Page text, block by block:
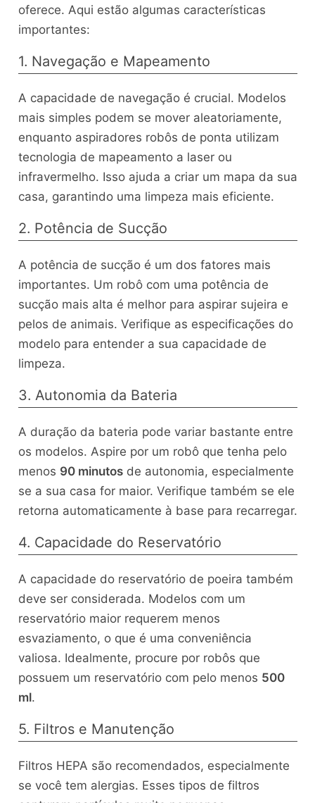
oferece. Aqui estão algumas características
importantes:
1. Navegação e Mapeamento
A capacidade de navegação é crucial. Modelos
mais simples podem se mover aleatoriamente,
enquanto aspiradores robôs de ponta utilizam
tecnologia de mapeamento a laser ou
infravermelho. Isso ajuda a criar um mapa da sua
casa, garantindo uma limpeza mais eficiente.
2. Potência de Sucção
A potência de sucção é um dos fatores mais
importantes. Um robô com uma potência de
sucção mais alta é melhor para aspirar sujeira e
pelos de animais. Verifique as especificações do
modelo para entender a sua capacidade de
limpeza.
3. Autonomia da Bateria
A duração da bateria pode variar bastante entre
os modelos. Aspire por um robô que tenha pelo
menos 90 minutosde autonomia, especialmente
se a sua casa for maior. Verifique também se ele
retorna automaticamente à base para recarregar.
4. Capacidade do Reservatório
A capacidade do reservatório de poeira também
deve ser considerada. Modelos com um
reservatório maior requerem menos
esvaziamento, o que é uma conveniência
valiosa. Idealmente, procure por robôs que
possuem um reservatório com pelo menos 500
ml.
5. Filtros e Manutenção
Filtros HEPA são recomendados, especialmente
se você tem alergias. Esses tipos de filtros